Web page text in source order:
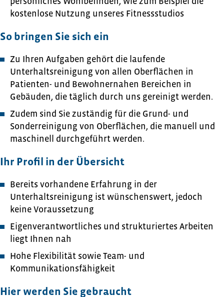
kostenlose Nutzung unseres Fitnessstudios
So bringen Sie sich ein
Zu Ihren Aufgaben gehört die laufende
Unterhaltsreinigung von allen Oberflächen in
Patienten- und Bewohnernahen Bereichen in
Gebäuden, die täglich durch uns gereinigt werden.
Zudem sind Sie zuständig für die Grund- und
Sonderreinigung von Oberflächen, die manuell und
maschinell durchgeführt werden.
Ihr Profil in der Übersicht
Bereits vorhandene Erfahrung in der
Unterhaltsreinigung ist wünschenswert, jedoch
keine Voraussetzung
Eigenverantwortliches und strukturiertes Arbeiten
liegt Ihnen nah
Hohe Flexibilität sowie Team- und
Kommunikationsfähigkeit
Hier werden Sie gebraucht